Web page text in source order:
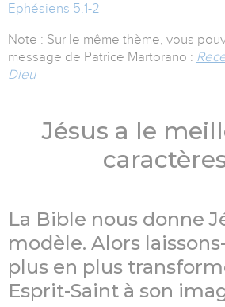
Ephésiens 5.1-2
Note : Sur le même thème, vous
message de Patrice Martorano :
Dieu
Jésus a le
La Bible nous donne
modèle. Alors
plus en plus
Esprit-Saint à son